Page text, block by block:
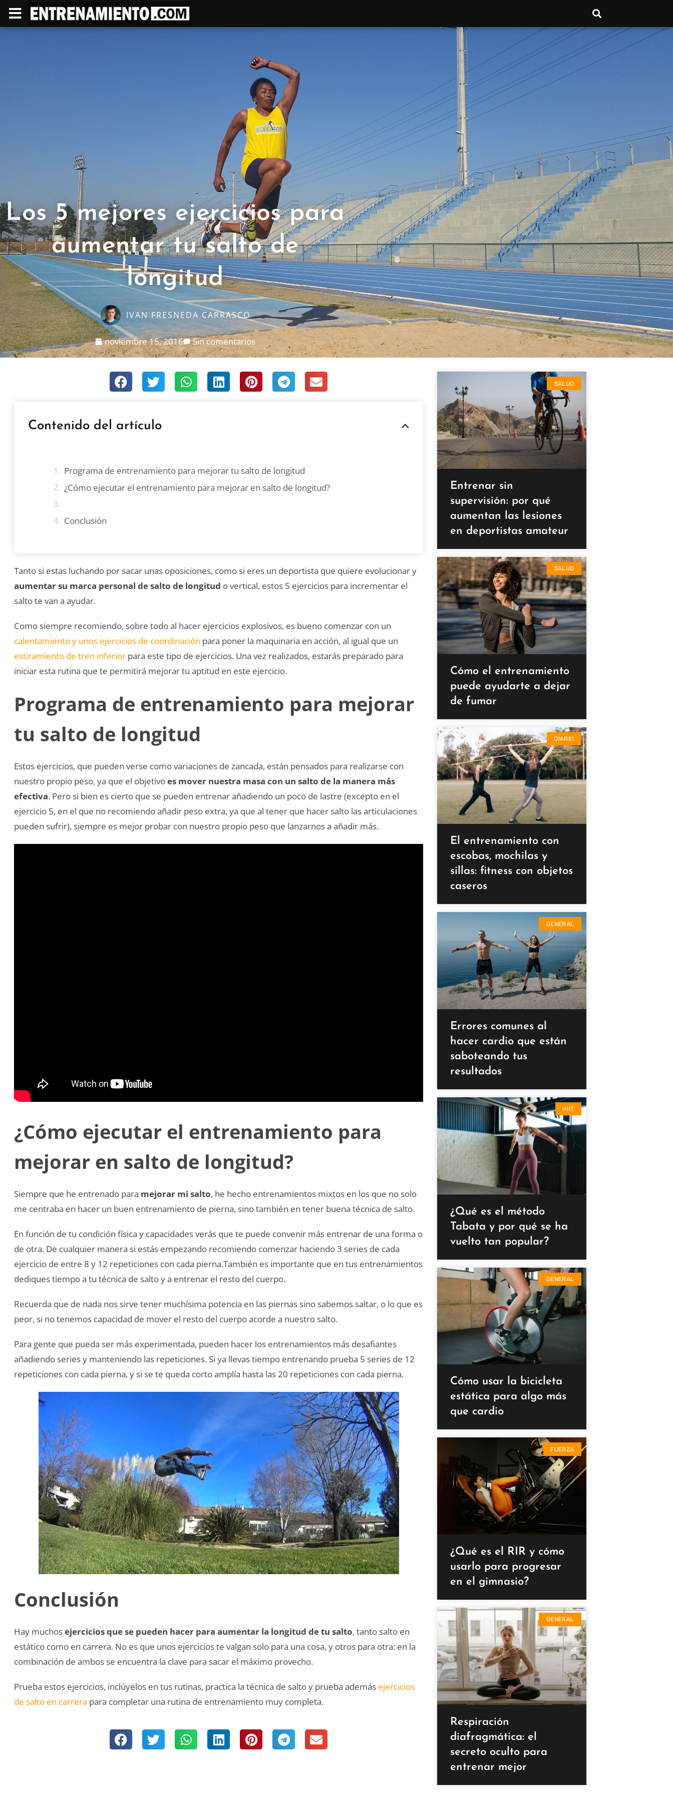
Los 5 mejores ejercicios para
aumentar tu salto de
longitud
IVAN FRESNEDA CARRASCO
noviembre 15, 2016 Sin comentarios
Contenido del artículo
Programa de entrenamiento para mejorar tu salto de longitud
¿Cómo ejecutar el entrenamiento para mejorar en salto de longitud?
Conclusión
Tanto si estas luchando por sacar unas oposiciones, como si eres un deportista que quiere evolucionar y
aumentar su marca personal de salto de longitud o vertical, estos 5 ejercicios para incrementar el
salto te van a ayudar.
Como siempre recomiendo, sobre todo al hacer ejercicios explosivos, es bueno comenzar con un
calentamiento y unos ejercicios de coordinación para poner la maquinaria en acción, al igual que un
estiramiento de tren inferior para este tipo de ejercicios. Una vez realizados, estarás preparado para
iniciar esta rutina que te permitirá mejorar tu aptitud en este ejercicio.
Programa de entrenamiento para mejorar
tu salto de longitud
Estos ejercicios, que pueden verse como variaciones de zancada, están pensados para realizarse con
nuestro propio peso, ya que el objetivoes mover nuestra masa con un salto de la manera más
efectiva. Pero si bien es cierto que se pueden entrenar añadiendo un poco de lastre (excepto en el
ejercicio 5, en el que no recomiendo añadir peso extra, ya que al tener que hacer salto las articulaciones
pueden sufrir), siempre es mejor probar con nuestro propio peso que lanzarnos a añadir más.
¿Cómo ejecutar el entrenamiento para
mejorar en salto de longitud?
Siempre que he entrenado para mejorar mi salto, he hecho entrenamientos mixtos en los que no solo
me centraba en hacer un buen entrenamiento de pierna, sino también en tener buena técnica de salto.
En función de tu condición física y capacidades verás que te puede convenir más entrenar de una forma o
de otra. De cualquier manera si estás empezando recomiendo comenzar haciendo 3 series de cada
ejercicio de entre 8 y 12 repeticiones con cada pierna.También es importante que en tus entrenamientos
dediques tiempo a tu técnica de salto y a entrenar el resto del cuerpo.
Recuerda que de nada nos sirve tener muchísima potencia en las piernas sino sabemos saltar, o lo que es
peor, si no tenemos capacidad de mover el resto del cuerpo acorde a nuestro salto.
Para gente que pueda ser más experimentada, pueden hacer los entrenamientos más desafiantes
añadiendo series y manteniendo las repeticiones. Si ya llevas tiempo entrenando prueba 5 series de 12
repeticiones con cada pierna, y si se te queda corto amplía hasta las 20 repeticiones con cada pierna.
Conclusión
Hay muchosejercicios que se pueden hacer para aumentar la longitud de tu salto, tanto salto en
estático como en carrera. No es que unos ejercicios te valgan solo para una cosa, y otros para otra: en la
combinación de ambos se encuentra la clave para sacar el máximo provecho.
Prueba estos ejercicios, inclúyelos en tus rutinas, practica la técnica de salto y prueba además ejercicios
de salto en carrera para completar una rutina de entrenamiento muy completa.
SALUD
Entrenar sin
supervisión: por qué
aumentan las lesiones
en deportistas amateur
SALUD
Cómo el entrenamiento
puede ayudarte a dejar
de fumar
DIARIO
El entrenamiento con
escobas, mochilas y
sillas: fitness con objetos
caseros
GENERAL
Errores comunes al
hacer cardio que están
saboteando tus
resultados
HIIT
¿Qué es el método
Tabata y por qué se ha
vuelto tan popular?
GENERAL
Cómo usar la bicicleta
estática para algo más
que cardio
FUERZA
¿Qué es el RIR y cómo
usarlo para progresar
en el gimnasio?
GENERAL
Respiración
diafragmática: el
secreto oculto para
entrenar mejor